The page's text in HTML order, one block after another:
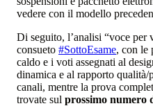
vedere con il modello
Di seguito, l’analisi “voce per
consueto #SottoEsame, con le
caldo e i voti assegnati al
dinamica e al rapporto
canali, mentre la prova
trovate sul prossimo numero